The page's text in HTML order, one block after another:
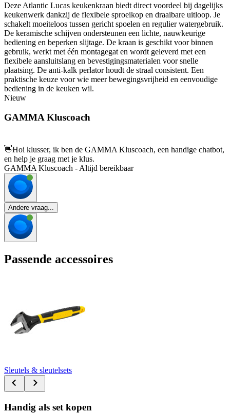
Deze Atlantic Lucas keukenkraan biedt direct voordeel bij dagelijks
keukenwerk dankzij de flexibele sproeikop en draaibare uitloop. Je
schakelt moeiteloos tussen gericht spoelen en regulier watergebruik.
De keramische schijven ondersteunen een lichte, nauwkeurige
bediening en beperken slijtage. De kraan is geschikt voor binnen
gebruik, werkt met één montagegat en wordt geleverd met een
flexibele aansluitslang en bevestigingsmaterialen voor snelle
plaatsing. De anti-kalk perlator houdt de straal consistent. Een
praktische keuze voor wie meer bewegingsvrijheid en eenvoudige
bediening in de keuken wil.
Nieuw
GAMMA Kluscoach
👋Hoi klusser, ik ben de GAMMA Kluscoach, een handige chatbot,
en help je graag met je klus.
GAMMA Kluscoach - Altijd bereikbaar
Andere vraag...
Passende accessoires
Sleutels & sleutelsets
Handig als set kopen